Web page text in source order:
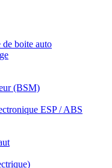
boite auto
(BSM)
ESP / ABS